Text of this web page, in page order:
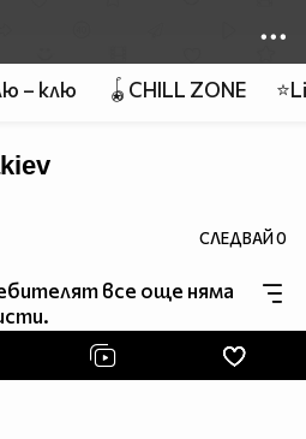
– клю 🪀CHILL ZONE
СЛЕДВАЙ0
все още няма